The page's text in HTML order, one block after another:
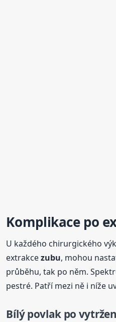
Komplikace po
U každého chirurgického
extrakcezubu, mohou
průběhu, tak po něm.
pestré. Patří mezi ně i níže
Bílý povlak po